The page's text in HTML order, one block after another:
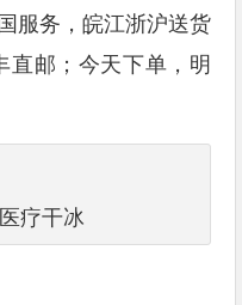
服务，皖江浙沪送货
直邮；今天下单，明
|医疗干冰